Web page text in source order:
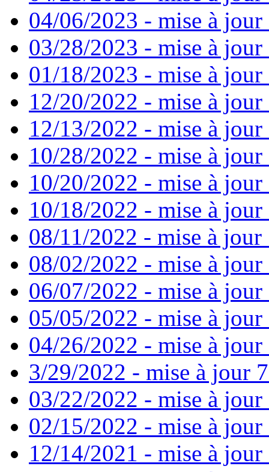
04/06/2023 - mise à jour
03/28/2023 - mise à jour
01/18/2023 - mise à jour
12/20/2022 - mise à jour
12/13/2022 - mise à
10/28/2022 - mise à jour
10/20/2022 - mise à jour
10/18/2022 - mise à jour
08/11/2022 - mise à jour
08/02/2022 - mise à
06/07/2022 - mise à jour
05/05/2022 - mise à jour
04/26/2022 - mise à jour
3/29/2022 - mise à jour
03/22/2022 - mise à jour
02/15/2022 - mise à
12/14/2021 - mise à jour